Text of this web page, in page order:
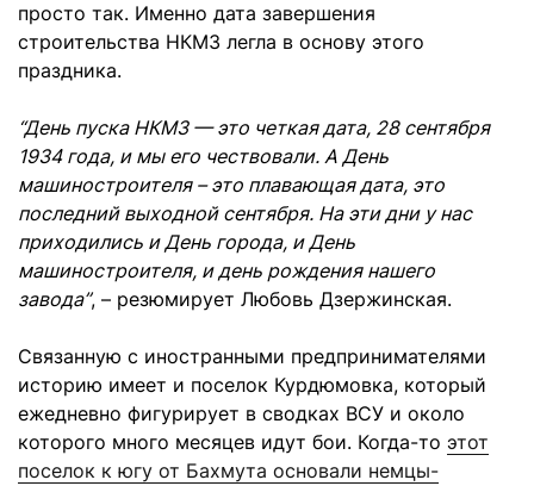
просто так. Именно дата завершения
строительства НКМЗ легла в основу этого
праздника.
“День пуска НКМЗ — это четкая дата, 28 сентября
1934 года, и мы его чествовали. А День
машиностроителя – это плавающая дата, это
последний выходной сентября. На эти дни у нас
приходились и День города, и День
машиностроителя, и день рождения нашего
завода”, – резюмирует Любовь Дзержинская.
Связанную с иностранными предпринимателями
историю имеет и поселок Курдюмовка, который
ежедневно фигурирует в сводках ВСУ и около
которого много месяцев идут бои. Когда-то этот
поселок к югу от Бахмута основали немцы-